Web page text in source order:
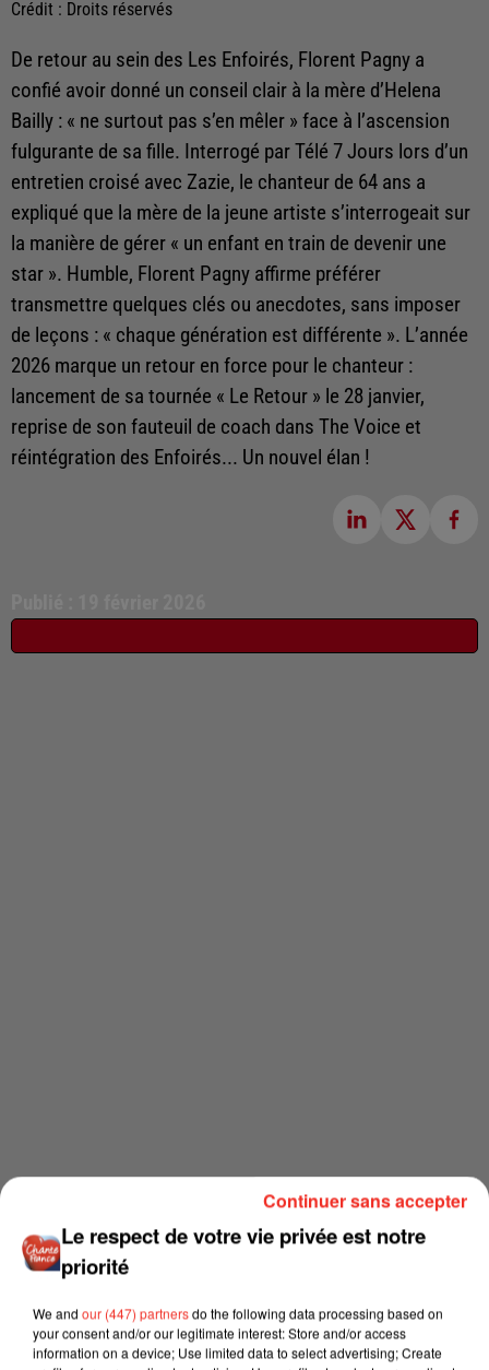
Crédit : Droits réservés
De retour au sein des Les Enfoirés, Florent Pagny a
confié avoir donné un conseil clair à la mère d’Helena
Bailly : « ne surtout pas s’en mêler » face à l’ascension
fulgurante de sa fille. Interrogé par Télé 7 Jours lors d’un
entretien croisé avec Zazie, le chanteur de 64 ans a
expliqué que la mère de la jeune artiste s’interrogeait sur
la manière de gérer « un enfant en train de devenir une
star ». Humble, Florent Pagny affirme préférer
transmettre quelques clés ou anecdotes, sans imposer
de leçons : « chaque génération est différente ». L’année
2026 marque un retour en force pour le chanteur :
lancement de sa tournée « Le Retour » le 28 janvier,
reprise de son fauteuil de coach dans The Voice et
réintégration des Enfoirés... Un nouvel élan !
Le respect de votre vie privée est notre
priorité
We and our (447) partnersdo the following data processing based on
your consent and/or our legitimate interest: Store and/or access
information on a device; Use limited data to select advertising; Create
Continuer sans accepter